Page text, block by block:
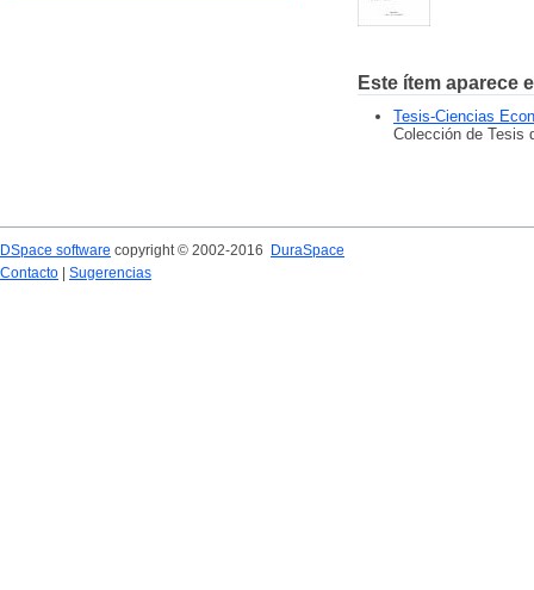
Este ítem aparece
Tesis-Ciencias
Colección de Tesis
DSpace software copyright © 2002-2016
DuraSpace
Contacto
Sugerencias